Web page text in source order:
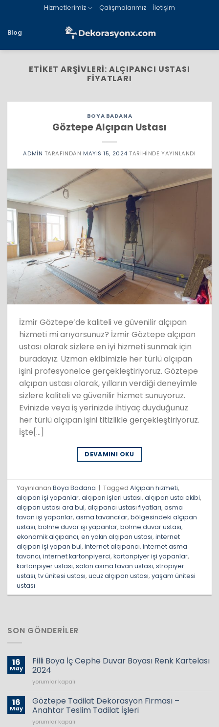
Hizmetlerimiz Çalışmalarımız İletişim
Blog
ETIKET ARŞIVLERI: ALÇIPANCI USTASI
FIYATLARI
BOYA BADANA
Göztepe Alçıpan Ustası
ADMIN TARAFINDAN MAYIS 15, 2024 TARIHINDE YAYINLANDI
İzmir Göztepe’de kaliteli ve güvenilir alçıpan
hizmeti mi arıyorsunuz? İzmir Göztepe alçıpan
ustası olarak sizlere en iyi hizmeti sunmak için
buradayız. Uzman ekibimizle her türlü alçıpan
işini profesyonelce gerçekleştiriyoruz. Göztepe
alçıpan ustası olarak, yılların verdiği deneyimle
sizlere kaliteli ve güvenilir hizmet sunuyoruz.
Evinizde veya iş yerinizde ihtiyaç duyduğunuz
her türlü alçıpan işini titizlikle gerçekleştiriyoruz.
İşte[…]
DEVAMINI OKU
YayınlananBoya Badana | TaggedAlçıpan hizmeti,
alçıpan işi yapanlar,alçıpan işleri ustası,alçıpan usta ekibi,
alçıpan ustası ara bul,alçıpancı ustası fiyatları,asma
tavan işi yapanlar,asma tavancılar,bölgesindeki alçıpan
ustası,bölme duvar işi yapanlar,bölme duvar ustası,
ekonomik alçıpancı,en yakın alçıpan ustası,internet
alçıpan işi yapan bul,internet alçıpancı,internet asma
tavancı,internet kartonpiyerci,kartonpiyer işi yapanlar,
kartonpiyer ustası,salon asma tavan ustası,stropiyer
ustası,tv ünitesi ustası,ucuz alçıpan ustası,yaşam ünitesi
ustası
SON GÖNDERILER
16
May
Filli Boya İç Cephe Duvar Boyası Renk Kartelası
2024
Filli
İç
Cephe
Duvar
Boyası
yorumlar kapalı
16
May
Göztepe Tadilat Dekorasyon Firması –
Anahtar Teslim Tadilat İşleri
Göztepe
yorumlar kapalı